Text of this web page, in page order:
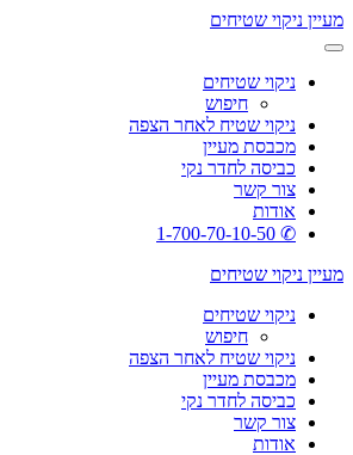
מעיין ניקוי שטיחים
ניקוי שטיחים
חיפוש
ניקוי שטיח לאחר הצפה
מכבסת מעיין
כביסה לחדר נקי
צור קשר
אודות
✆ 1-700-70-10-50
מעיין ניקוי שטיחים
ניקוי שטיחים
חיפוש
ניקוי שטיח לאחר הצפה
מכבסת מעיין
כביסה לחדר נקי
צור קשר
אודות